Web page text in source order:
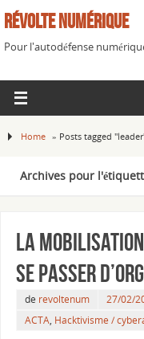
Révolte Numérique
Pour l'autodéfense
Home » Posts tagged
Archives pour
La
se passer
de revoltenum
27/02/
ACTA, Hacktivisme /